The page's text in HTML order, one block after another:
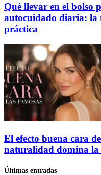
Qué llevar en el bolso
autocuidado diaria: la
práctica
El efecto buena cara
naturalidad domina la
Últimas entradas